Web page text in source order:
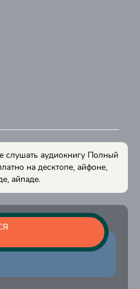
слушать аудиокнигу Полный
на десктопе, айфоне,
айпаде.